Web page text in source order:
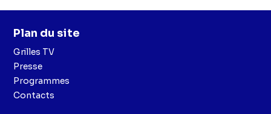
Plan du site
Grilles TV
Presse
Programmes
Contacts